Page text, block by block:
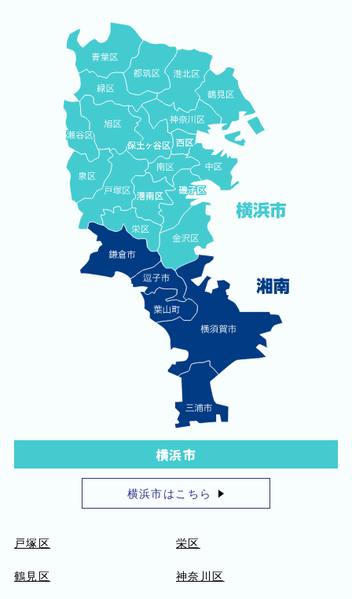
横浜市
横浜市はこちら
戸塚区 栄区
鶴見区 神奈川区